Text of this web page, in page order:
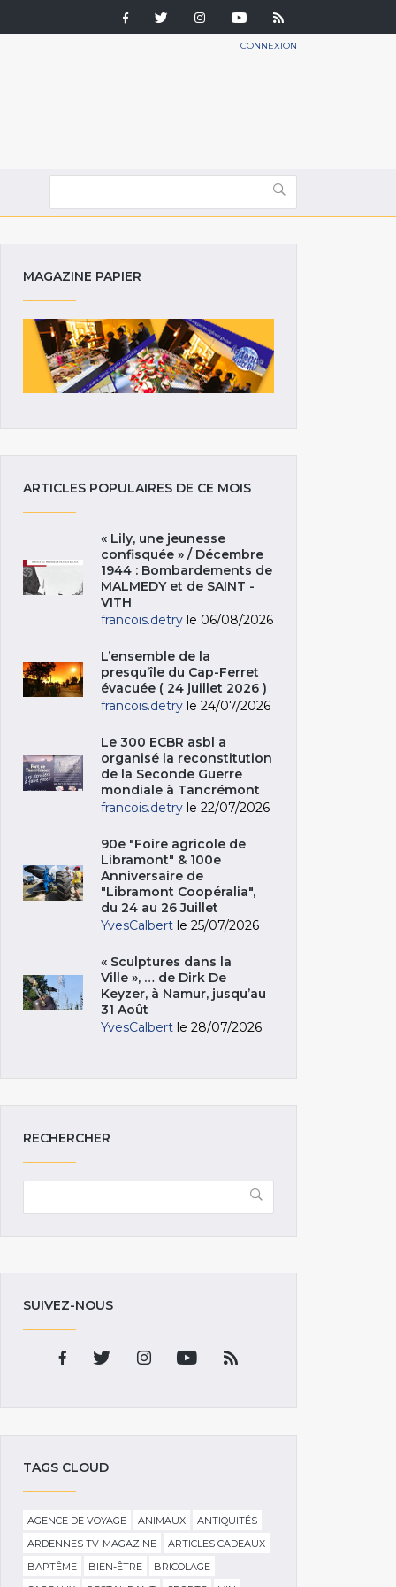
CONNEXION
MAGAZINE PAPIER
ARTICLES POPULAIRES DE CE MOIS
« Lily, une jeunesse
confisquée » / Décembre
1944 : Bombardements de
MALMEDY et de SAINT -
VITH
francois.detry le 06/08/2026
L’ensemble de la
presqu’île du Cap-Ferret
évacuée ( 24 juillet 2026 )
francois.detry le 24/07/2026
Le 300 ECBR asbl a
organisé la reconstitution
de la Seconde Guerre
mondiale à Tancrémont
francois.detry le 22/07/2026
90e "Foire agricole de
Libramont" & 100e
Anniversaire de
"Libramont Coopéralia",
du 24 au 26 Juillet
YvesCalbert le 25/07/2026
« Sculptures dans la
Ville », … de Dirk De
Keyzer, à Namur, jusqu’au
31 Août
YvesCalbert le 28/07/2026
RECHERCHER
SUIVEZ-NOUS
TAGS CLOUD
AGENCE DE VOYAGE ANIMAUX
ANTIQUITÉS
ARDENNES TV-MAGAZINE
ARTICLES CADEAUX
BAPTÊME
BIEN-ÊTRE
BRICOLAGE